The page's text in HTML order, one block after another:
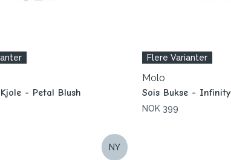
- Petal Blush
Flere Varianter
Molo
Sois Bukse - Infinity
NOK 399
NY